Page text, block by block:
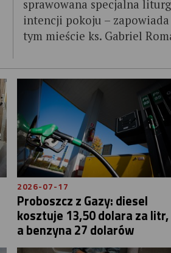
sprawowana specjalna
intencji pokoju –
tym mieście ks. Gabriel
2026-07-17
Proboszcz z Gazy: diesel
kosztuje 13,50 dolara za litr,
a benzyna 27 dolarów